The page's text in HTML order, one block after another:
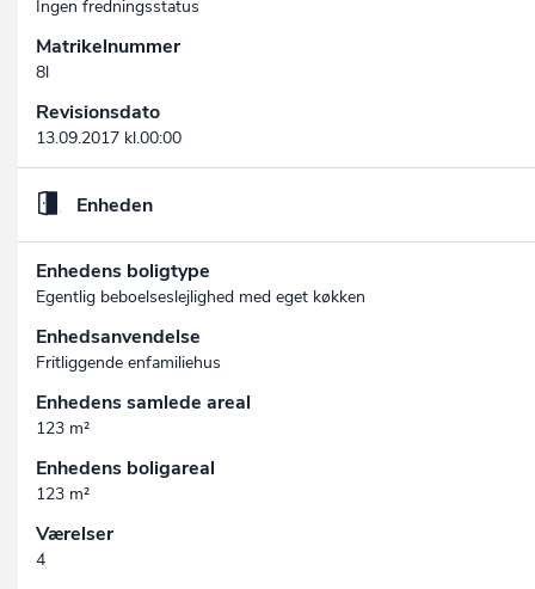
Ingen fredningsstatus
Matrikelnummer
8l
Revisionsdato
13.09.2017 kl.00:00
Enheden
Enhedens boligtype
Egentlig beboelseslejlighed med eget køkken
Enhedsanvendelse
Fritliggende enfamiliehus
Enhedens samlede areal
123 m²
Enhedens boligareal
123 m²
Værelser
4